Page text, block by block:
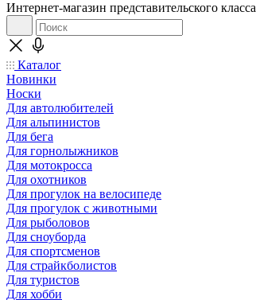
Интернет-магазин представительского класса
Каталог
Новинки
Носки
Для автолюбителей
Для альпинистов
Для бега
Для горнолыжников
Для мотокросса
Для охотников
Для прогулок на велосипеде
Для прогулок с животными
Для рыболовов
Для сноуборда
Для спортсменов
Для страйкболистов
Для туристов
Для хобби